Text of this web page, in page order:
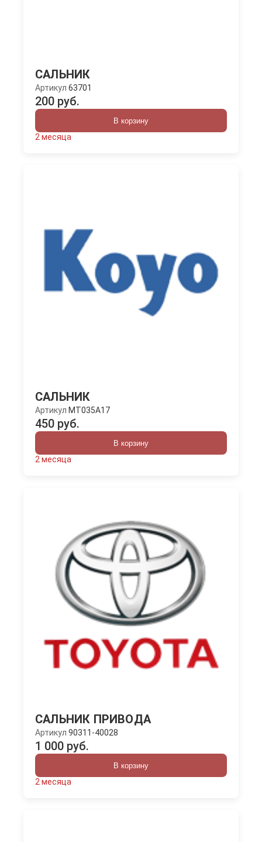
САЛЬНИК
Артикул 63701
200 руб.
В корзину
2 месяца
САЛЬНИК
Артикул MT035A17
450 руб.
В корзину
2 месяца
САЛЬНИК ПРИВОДА
Артикул 90311-40028
1 000 руб.
В корзину
2 месяца